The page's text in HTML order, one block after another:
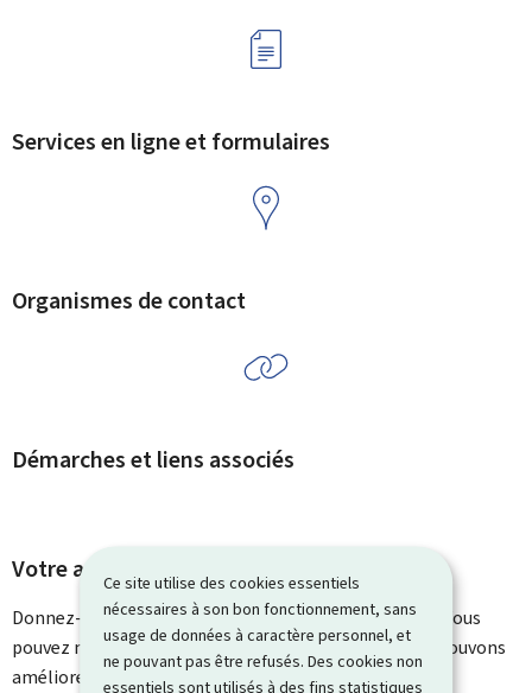
Ce site utilise des cookies essentiels
nécessaires à son bon fonctionnement, sans
usage de données à caractère personnel, et
ne pouvant pas être refusés. Des cookies non
essentiels sont utilisés à des fins statistiques
Services en ligne et formulaires
Organismes de contact
Démarches et liens associés
Votre avis nous intéresse
Donnez-nous votre avis sur le contenu de cette page. Vous
pouvez nous laisser un commentaire sur ce que nous pouvons
améliorer. Vous ne recevrez pas de réponse à votre